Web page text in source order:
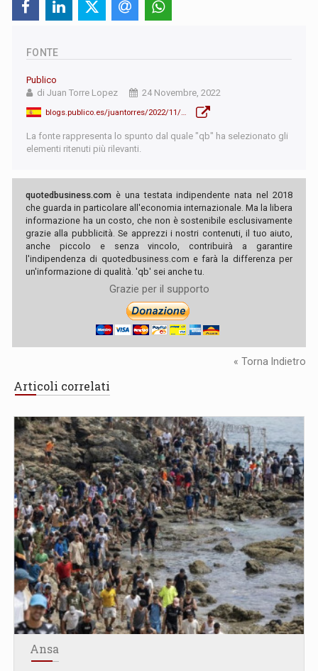
FONTE
Publico
di Juan Torre Lopez
24 Novembre, 2022
blogs.publico.es/juantorres/2022/11/24/la-penosa-transformacion-de-la-union-europea-en-marioneta/
La fonte rappresenta lo spunto dal quale "qb" ha selezionato gli
elementi ritenuti più rilevanti.
quotedbusiness.com è una testata indipendente nata nel 2018
che guarda in particolare all'economia internazionale. Ma la libera
informazione ha un costo, che non è sostenibile esclusivamente
grazie alla pubblicità. Se apprezzi i nostri contenuti, il tuo aiuto,
anche piccolo e senza vincolo, contribuirà a garantire
l'indipendenza di quotedbusiness.com e farà la differenza per
un'informazione di qualità. 'qb' sei anche tu.
Grazie per il supporto
« Torna Indietro
Articoli correlati
Ansa